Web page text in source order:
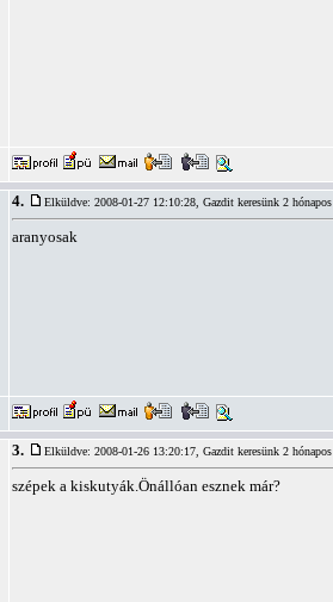
4. Elküldve: 2008-01-27 12:10:28, Gazdit keresünk 2
aranyosak
3. Elküldve: 2008-01-26 13:20:17, Gazdit keresünk 2
szépek a kiskutyák.Önállóan esznek már?